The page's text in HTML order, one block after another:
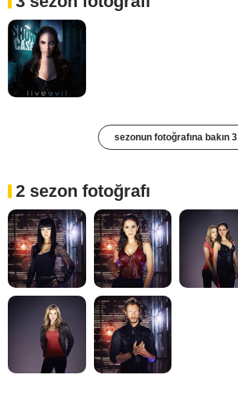
sezonun fotoğrafına bakın 3
2 sezon fotoğrafı